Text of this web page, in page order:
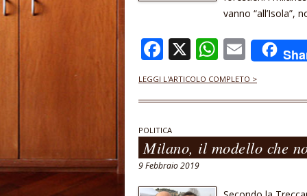
vanno “all’Isola”,
F
ac
e
o
o
k
X W
h
at
A
p
E
m
ai
LEGGI L'ARTICOLO COMPLETO >
POLITICA
Milano, il modello che
9 Febbraio 2019